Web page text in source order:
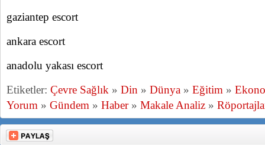
gaziantep escort
ankara escort
anadolu yakası escort
Etiketler: Çevre Sağlık » Din » Dünya » Eğitim »
Yorum » Gündem » Haber» Makale Analiz »